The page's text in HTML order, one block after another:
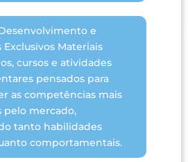
e
Materiais
cursos e atividades
pensados para
as competências mais
pelo mercado,
tanto habilidades
comportamentais.